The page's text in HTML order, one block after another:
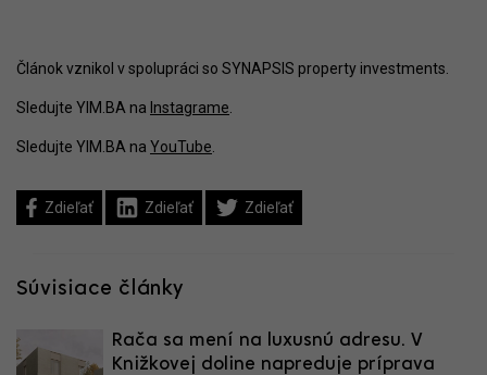
Článok vznikol v spolupráci so SYNAPSIS property investments.
Sledujte YIM.BA na Instagrame
Sledujte YIM.BA na YouTube
Zdieľať Zdieľať Zdieľať
Súvisiace články
Rača sa mení na luxusnú adresu. V
Knižkovej doline napreduje príprava